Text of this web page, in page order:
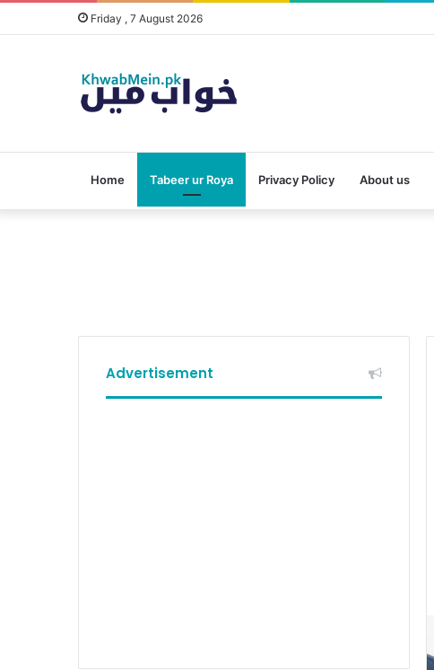
Friday , 7 August 2026
Home Tabeer ur Roya Privacy Policy About us
Advertisement